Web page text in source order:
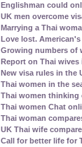
Englishman could
UK men overcome
Marrying a Thai
Love lost.
Growing numbers of
Report on Thai wives
New visa rules in the
Thai women in the
Thai women thinking
Thai women Chat
Thai woman
UK Thai wife
Call for better life for